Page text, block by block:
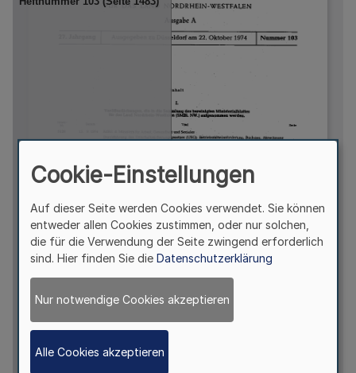
Cookie-Einstellungen
Auf dieser Seite werden Cookies verwendet. Sie können
entweder allen Cookies zustimmen, oder nur solchen,
die für die Verwendung der Seite zwingend erforderlich
sind. Hier finden Sie die Datenschutzerklärung
Nur notwendige Cookies akzeptieren
Alle Cookies akzeptieren